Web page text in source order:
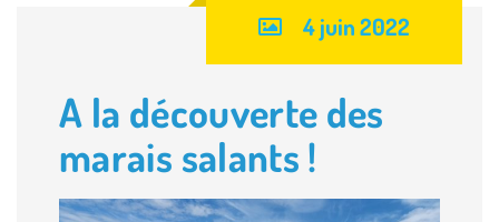
4 juin 2022
A la découverte des
marais salants !